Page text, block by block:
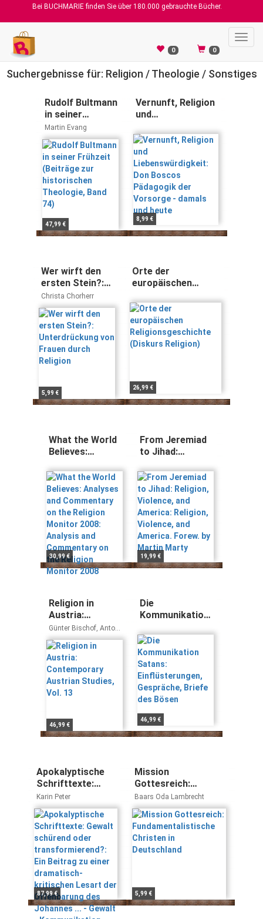
Bei BUCHMARIE finden Sie über 180.000 gebrauchte Bücher.
0 0
Suchergebnisse für: Religion / Theologie / Sonstiges
Rudolf Bultmann
in seiner
Frühzeit
(Beiträge zur
historischen
Theologie, Band
74)
Martin Evang
47,99 €
Vernunft, Religion
und
Don Boscos
Pädagogik der
Vorsorge - damals
und heute
8,99 €
Wer wirft den
ersten Stein?:
Unterdrückung
von Frauen
durch Religion
Christa Chorherr
5,99 €
Orte der
europäischen
(Diskurs Religion)
26,99 €
What the World
Believes:
Commentary on
the Religion
Monitor 2008:
Analysis and
Commentary on
the Religion
Monitor 2008
30,99 €
From Jeremiad
to Jihad:
Violence, and
America:
Religion,
Violence, and
America. Forew.
by Martin Marty
19,99 €
Religion in
Austria:
Contemporary
Austrian
Studies, Vol. 13
Günter Bischof, Anton
Pelinka, Hermann Denz
46,99 €
Die
Kommunikation
Einflüsterungen,
Gespräche,
Briefe des
Bösen
46,99 €
Apokalyptische
Schrifttexte:
Gewalt schürend
oder
transformierend?:
Ein Beitrag zu
einer dramatisch-
kritischen Lesart
der Offenbarung
des Johannes ... -
Gewalt -
Kommunikation -
Weltordnung)
Karin Peter
87,99 €
Mission
Gottesreich:
Fundamentalistische
Christen in
Deutschland
Baars Oda Lambrecht
5,99 €